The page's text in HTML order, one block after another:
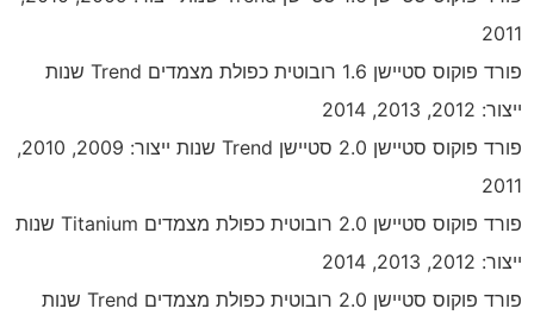
2011
פורד פוקוס סטיישן 1.6 רובוטית כפולת מצמדים Trend שנות
ייצור: 2012, 2013, 2014
פורד פוקוס סטיישן 2.0 סטיישן Trend שנות ייצור: 2009, 2010,
2011
פורד פוקוס סטיישן 2.0 רובוטית כפולת מצמדים Titanium שנות
ייצור: 2012, 2013, 2014
פורד פוקוס סטיישן 2.0 רובוטית כפולת מצמדים Trend שנות